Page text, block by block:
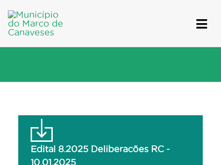
to
content
Edital 8.2025 Deliberacões RC -
10.01.2025